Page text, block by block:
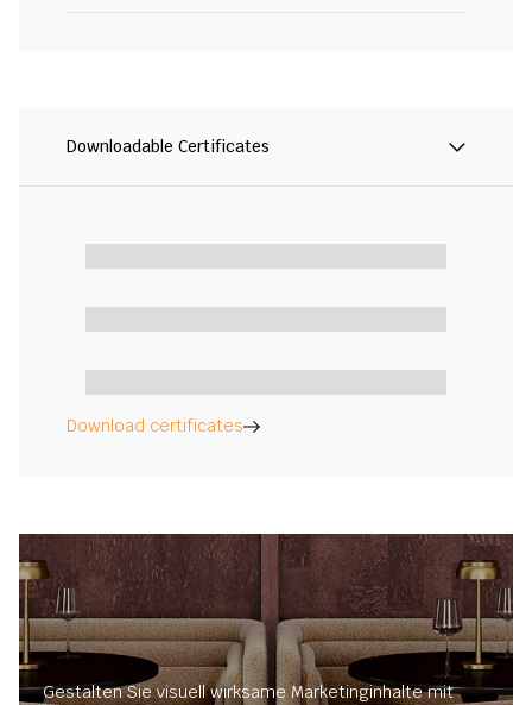
Downloadable Certificates
Download certificates
Gestalten Sie visuell wirksame Marketinginhalte mit